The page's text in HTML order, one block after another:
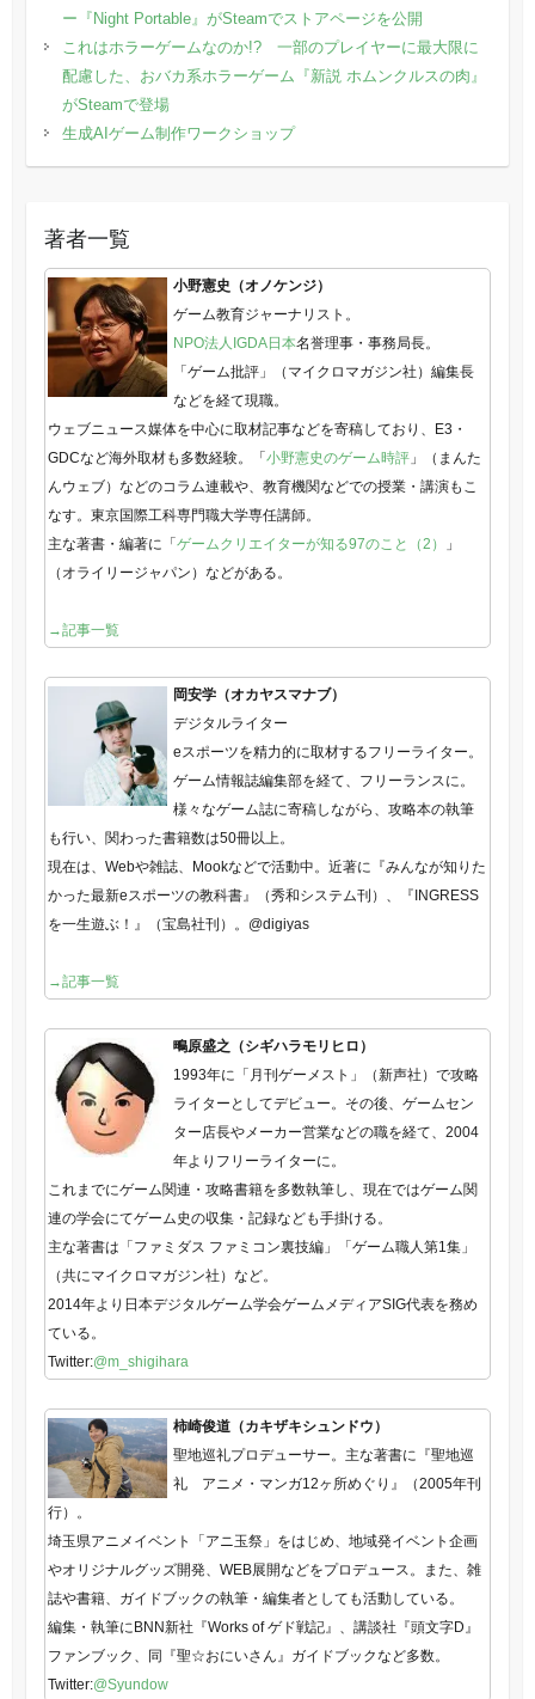
ー『Night Portable』がSteamでストアページを公開
これはホラーゲームなのか!? 一部のプレイヤーに最大限に
配慮した、おバカ系ホラーゲーム『新説 ホムンクルスの肉』
がSteamで登場
生成AIゲーム制作ワークショップ
著者一覧
小野憲史（オノケンジ）
ゲーム教育ジャーナリスト。
NPO法人IGDA日本名誉理事・事務局長。
「ゲーム批評」（マイクロマガジン社）編集長
などを経て現職。
ウェブニュース媒体を中心に取材記事などを寄稿しており、E3・
GDCなど海外取材も多数経験。「 小野憲史のゲーム時評」（まんた
んウェブ）などのコラム連載や、教育機関などでの授業・講演もこ
なす。東京国際工科専門職大学専任講師。
主な著書・編著に「 ゲームクリエイターが知る97のこと（2）
」
（オライリージャパン）などがある。
→記事一覧
岡安学（オカヤスマナブ）
デジタルライター
eスポーツを精力的に取材するフリーライター。
ゲーム情報誌編集部を経て、フリーランスに。
様々なゲーム誌に寄稿しながら、攻略本の執筆
も行い、関わった書籍数は50冊以上。
現在は、Webや雑誌、Mookなどで活動中。近著に『みんなが知りた
かった最新eスポーツの教科書』（秀和システム刊）、『INGRESS
を一生遊ぶ！』（宝島社刊）。@digiyas
→記事一覧
鴫原盛之（シギハラモリヒロ）
1993年に「月刊ゲーメスト」（新声社）で攻略
ライターとしてデビュー。その後、ゲームセン
ター店長やメーカー営業などの職を経て、2004
年よりフリーライターに。
これまでにゲーム関連・攻略書籍を多数執筆し、現在ではゲーム関
連の学会にてゲーム史の収集・記録なども手掛ける。
主な著書は「ファミダス ファミコン裏技編」「ゲーム職人第1集」
（共にマイクロマガジン社）など。
2014年より日本デジタルゲーム学会ゲームメディアSIG代表を務め
ている。
Twitter:@m_shigihara
柿崎俊道（カキザキシュンドウ）
聖地巡礼プロデューサー。主な著書に『聖地巡
礼 アニメ・マンガ12ヶ所めぐり』（2005年刊
行）。
埼玉県アニメイベント「アニ玉祭」をはじめ、地域発イベント企画
やオリジナルグッズ開発、WEB展開などをプロデュース。また、雑
誌や書籍、ガイドブックの執筆・編集者としても活動している。
編集・執筆にBNN新社『Works of ゲド戦記』、講談社『頭文字D』
ファンブック、同『聖☆おにいさん』ガイドブックなど多数。
Twitter:@Syundow